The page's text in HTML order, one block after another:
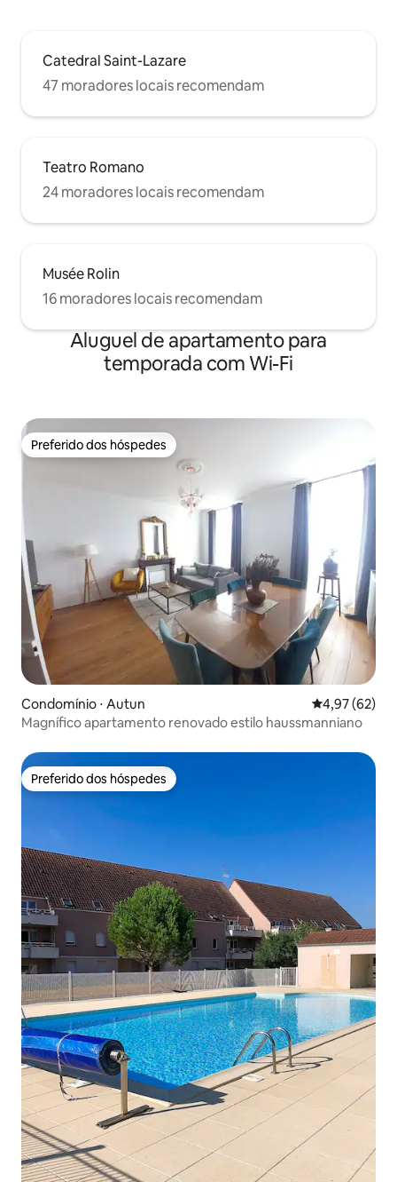
Catedral Saint-Lazare
47 moradores locais recomendam
Teatro Romano
24 moradores locais recomendam
Musée Rolin
16 moradores locais recomendam
Aluguel de apartamento para
temporada com Wi-Fi
Preferido dos hóspedes
Preferido dos hóspedes
Condomínio ⋅ Autun 4,97 de uma
4,97 (62)
Magnífico apartamento renovado estilo haussmanniano
Preferido dos hóspedes
Preferido dos hóspedes